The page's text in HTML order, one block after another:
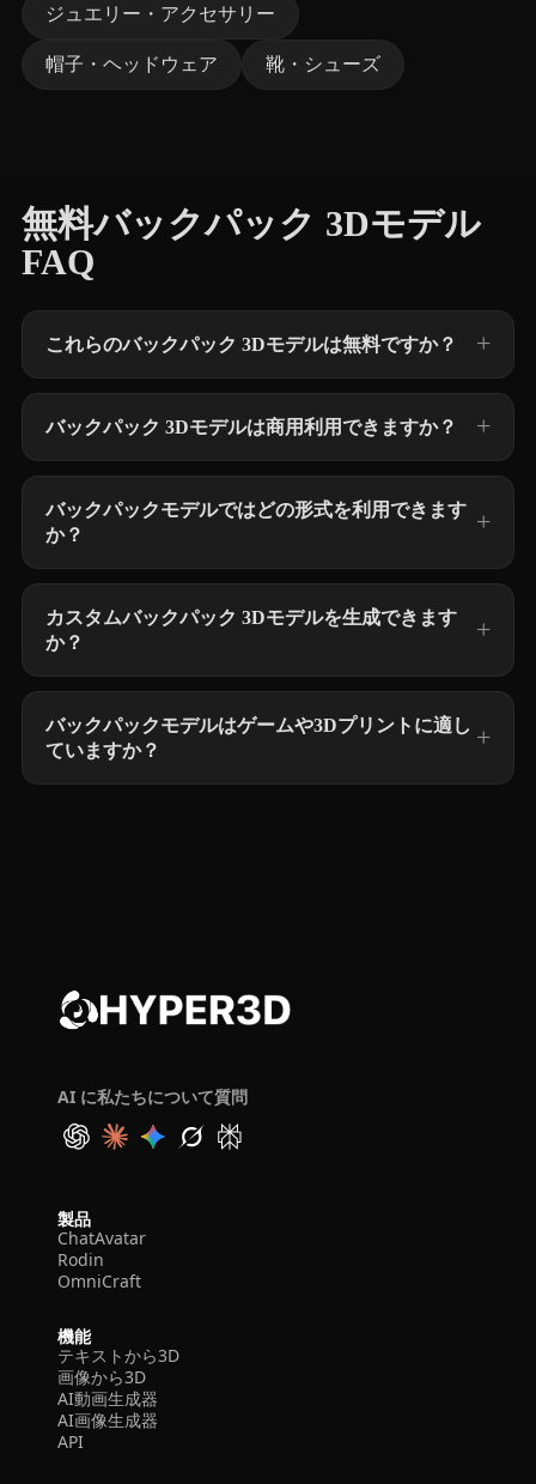
ジュエリー・アクセサリー
帽子・ヘッドウェア 靴・シューズ
無料バックパック 3Dモデル
FAQ
これらのバックパック 3Dモデルは無料ですか？
バックパック 3Dモデルは商用利用できますか？
バックパックモデルではどの形式を利用できます
か？
カスタムバックパック 3Dモデルを生成できます
か？
バックパックモデルはゲームや3Dプリントに適し
ていますか？
AI に私たちについて質問
製品
ChatAvatar
Rodin
OmniCraft
機能
テキストから3D
画像から3D
AI動画生成器
AI画像生成器
API